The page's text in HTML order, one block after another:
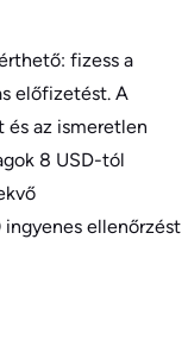
fizess a
előfizetést. A
és az ismeretlen
8 USD-tól
ellenőrzést